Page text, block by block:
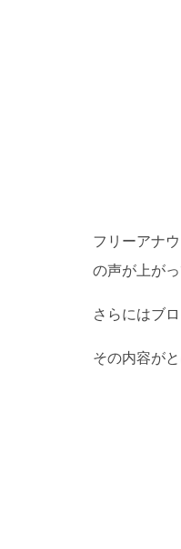
フリーアナ
の声が上がっ
さらにはブ
その内容がと